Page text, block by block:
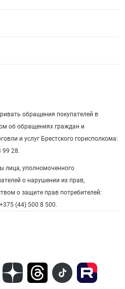
обращения покупателей в
об обращениях граждан и
и услуг Брестского горисполкома:
99 28.
лица, уполномоченного
о нарушении их прав,
о защите прав потребителей:
(44) 500 8 500.